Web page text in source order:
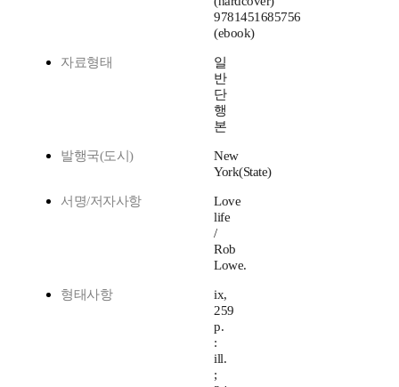
9781451685756
(ebook)
자료형태
일
반
단
행
본
발행국(도시)
New
York(State)
서명/저자사항
Love
life
/
Rob
Lowe.
형태사항
ix,
259
p.
:
ill.
;